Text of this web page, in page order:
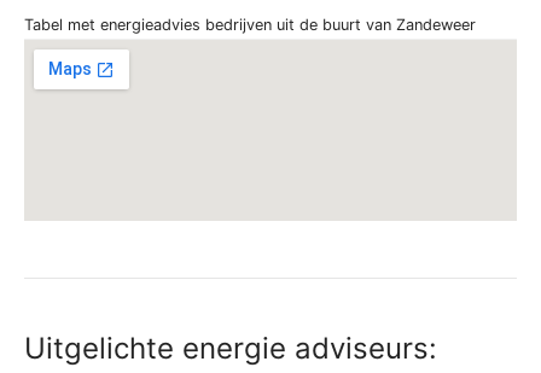
Tabel met energieadvies bedrijven uit de buurt van Zandeweer
Uitgelichte energie adviseurs: